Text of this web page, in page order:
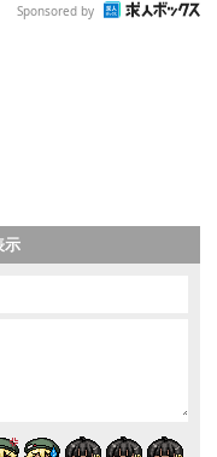
Sponsored by
示